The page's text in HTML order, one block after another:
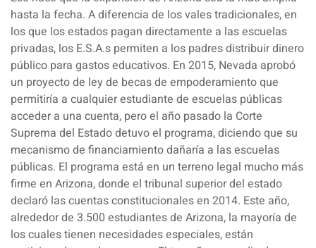
hasta la fecha. A diferencia de los vales tradicionales, en
los que los estados pagan directamente a las escuelas
privadas, los E.S.A.s permiten a los padres distribuir dinero
público para gastos educativos. En 2015, Nevada aprobó
un proyecto de ley de becas de empoderamiento que
permitiría a cualquier estudiante de escuelas públicas
acceder a una cuenta, pero el año pasado la Corte
Suprema del Estado detuvo el programa, diciendo que su
mecanismo de financiamiento dañaría a las escuelas
públicas. El programa está en un terreno legal mucho más
firme en Arizona, donde el tribunal superior del estado
declaró las cuentas constitucionales en 2014. Este año,
alrededor de 3.500 estudiantes de Arizona, la mayoría de
los cuales tienen necesidades especiales, están